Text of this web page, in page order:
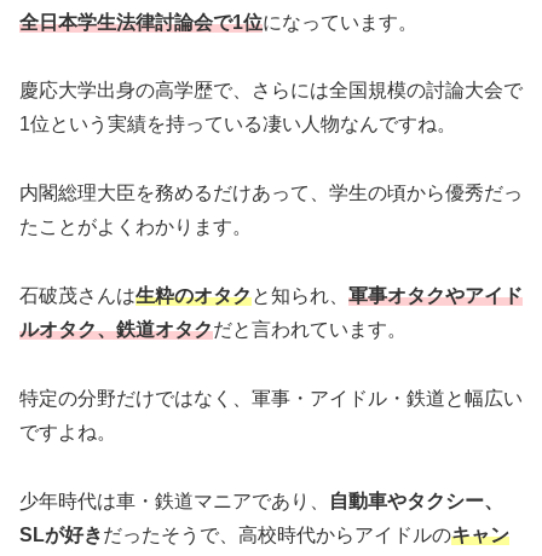
全日本学生法律討論会で1位になっています。
慶応大学出身の高学歴で、さらには全国規模の討論大会で
1位という実績を持っている凄い人物なんですね。
内閣総理大臣を務めるだけあって、学生の頃から優秀だっ
たことがよくわかります。
石破茂さんは生粋のオタクと知られ、 軍事オタクやアイド
ルオタク、鉄道オタクだと言われています。
特定の分野だけではなく、軍事・アイドル・鉄道と幅広い
ですよね。
少年時代は車・鉄道マニアであり、
自動車やタクシー、
SLが好きだったそうで、高校時代からアイドルのキャン